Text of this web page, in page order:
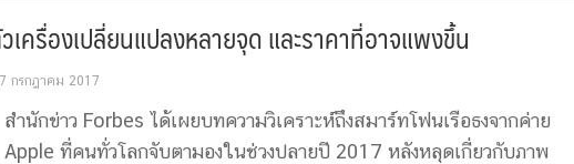
เครื่องเปลี่ยนแปลงหลายจุด และราคาที่อาจแพงขึ้น
7 กรกฎาคม 2017
สำนักข่าว Forbes ได้เผยบทความวิเคราะห์ถึงสมาร์ทโฟนเรือธงจากค่าย
Apple ที่คนทั่วโลกจับตามองในช่วงปลายปี 2017 หลังหลุดเกี่ยวกับภาพ